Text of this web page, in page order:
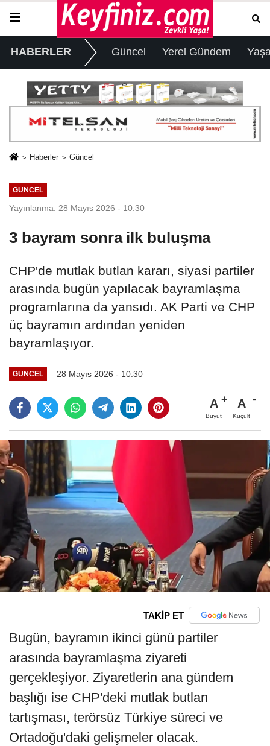
HABERLER Güncel Yerel Gündem
Haberler Güncel
GÜNCEL
Yayınlanma: 28 Mayıs 2026 - 10:30
3 bayram sonra ilk buluşma
CHP'de mutlak butlan kararı, siyasi partiler
arasında bugün yapılacak bayramlaşma
programlarına da yansıdı. AK Parti ve CHP
üç bayramın ardından yeniden
bayramlaşıyor.
GÜNCEL 28 Mayıs 2026 - 10:30
A
Büyüt
A
Küçült
TAKİP ET
Bugün, bayramın ikinci günü partiler
arasında bayramlaşma ziyareti
gerçekleşiyor. Ziyaretlerin ana gündem
başlığı ise CHP'deki mutlak butlan
tartışması, terörsüz Türkiye süreci ve
Ortadoğu'daki gelişmeler olacak.